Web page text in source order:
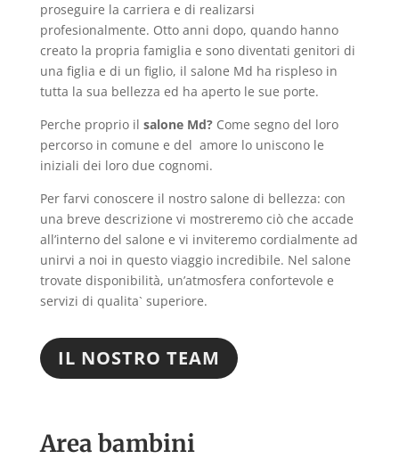
proseguire la carriera e di realizarsi
profesionalmente. Otto anni dopo, quando hanno
creato la propria famiglia e sono diventati genitori di
una figlia e di un figlio, il salone Md ha rispleso in
tutta la sua bellezza ed ha aperto le sue porte.
Perche proprio il salone Md? Come segno del loro
percorso in comune e del amore lo uniscono le
iniziali dei loro due cognomi.
Per farvi conoscere il nostro salone di bellezza: con
una breve descrizione vi mostreremo ciò che accade
all’interno del salone e vi inviteremo cordialmente ad
unirvi a noi in questo viaggio incredibile. Nel salone
trovate disponibilità, un’atmosfera confortevole e
servizi di qualita` superiore.
IL NOSTRO TEAM
Area bambini